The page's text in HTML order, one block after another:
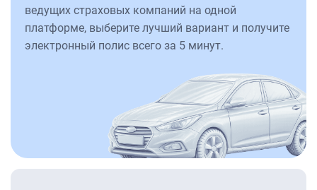
ведущих страховых компаний на одной
платформе, выберите лучший вариант и получите
электронный полис всего за 5 минут.